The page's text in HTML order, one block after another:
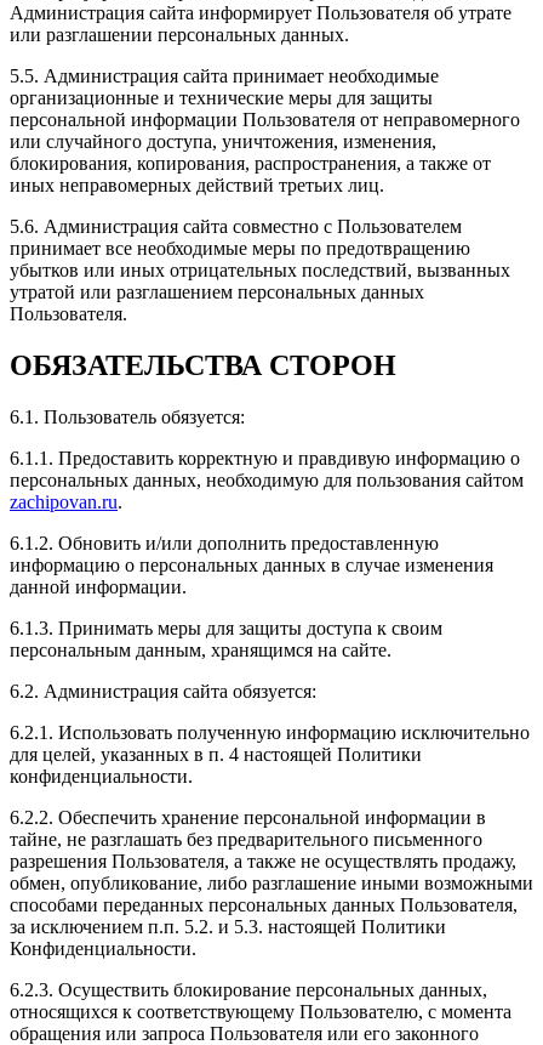
растолковал, приятно с ним побеседовали о тачках!
Мой Чери Тиго 8 сразу приняли в работу. В общем я
всем доволен, прибавка ощутима! Рекомендую всем!
Рейтинг отзыва:5
отличный мастер и собеседник. Есть просто
шикарная зона ожидания. Эмоции только
положительные. Машина стала ехать намного лучше.
Рекомендую!
Рейтинг отзыва:5
Недавно был здесь, чипуют здесь отлично. Машина
стала резвее, обороты выше и сама машина стала
мощнее. Чувствуется, что машина стартует быстрее,
Рейтинг отзыва:5
После чиповки Mitsubishi Iancer ощущаю себя на
заставила улыбнуться. Теперь у меня новый уровень
скорости и уверенности за рулём. Спасибо за
качественную работу, вы превзошли мои ожидания!
Рейтинг отзыва:5
Здравствуйте !Сделала подарок своему молодому
человеку,реакция вообще бомба
Администрация сайта информирует Пользователя об утрате
или разглашении персональных данных.
5.5. Администрация сайта принимает необходимые
организационные и технические меры для защиты
персональной информации Пользователя от неправомерного
или случайного доступа, уничтожения, изменения,
блокирования, копирования, распространения, а также от
иных неправомерных действий третьих лиц.
5.6. Администрация сайта совместно с Пользователем
принимает все необходимые меры по предотвращению
убытков или иных отрицательных последствий, вызванных
утратой или разглашением персональных данных
Пользователя.
ОБЯЗАТЕЛЬСТВА СТОРОН
6.1. Пользователь обязуется:
6.1.1. Предоставить корректную и правдивую информацию о
персональных данных, необходимую для пользования сайтом
zachipovan.ru.
6.1.2. Обновить и/или дополнить предоставленную
информацию о персональных данных в случае изменения
данной информации.
6.1.3. Принимать меры для защиты доступа к своим
персональным данным, хранящимся на сайте.
6.2. Администрация сайта обязуется:
6.2.1. Использовать полученную информацию исключительно
для целей, указанных в п. 4 настоящей Политики
конфиденциальности.
6.2.2. Обеспечить хранение персональной информации в
тайне, не разглашать без предварительного письменного
разрешения Пользователя, а также не осуществлять продажу,
обмен, опубликование, либо разглашение иными возможными
способами переданных персональных данных Пользователя,
за исключением п.п. 5.2. и 5.3. настоящей Политики
Конфиденциальности.
6.2.3. Осуществить блокирование персональных данных,
относящихся к соответствующему Пользователю, с момента
обращения или запроса Пользователя или его законного